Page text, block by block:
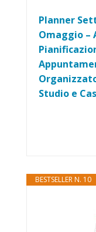
Planner
Omaggio –
Studio e
BESTSELLER N. 10